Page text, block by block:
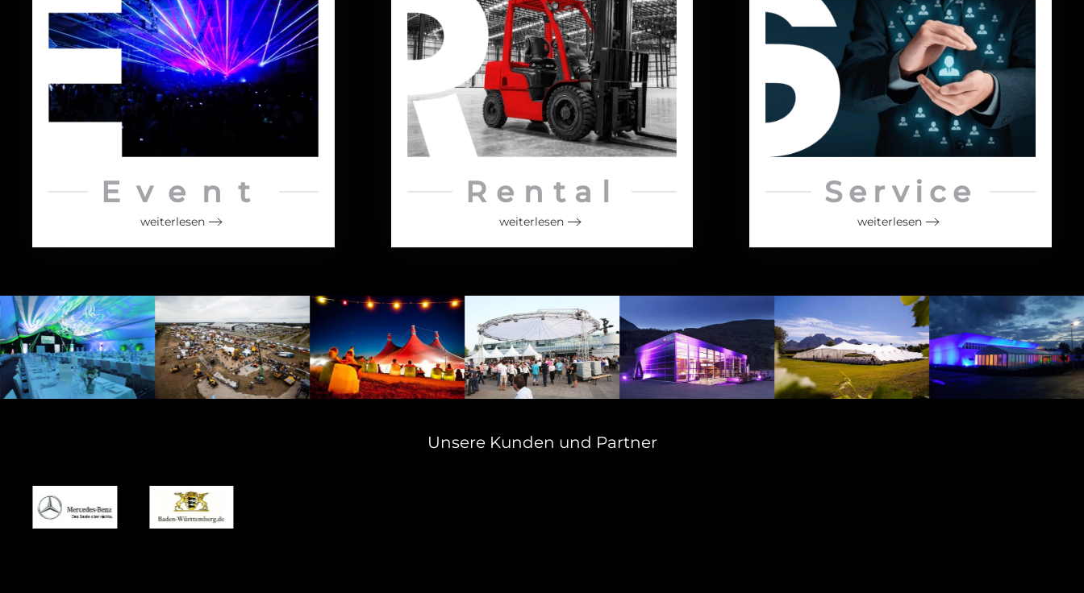
Event
weiterlesen
Rental
weiterlesen
Service
weiterlesen
Unsere Kunden und Partner